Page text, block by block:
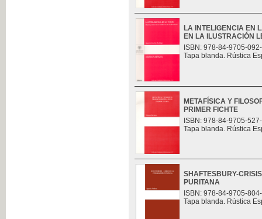
LA INTELIGENCIA EN
EN LA ILUSTRACIÓN
ISBN: 978-84-9705-
Tapa blanda. Rústica
METAFÍSICA Y
PRIMER FICHTE
ISBN: 978-84-9705-
Tapa blanda. Rústica
SHAFTESBURY-
PURITANA
ISBN: 978-84-9705-
Tapa blanda. Rústica